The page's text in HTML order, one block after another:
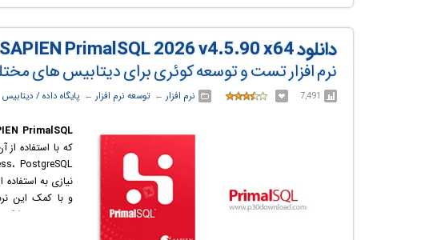
دانلود SAPIEN PrimalSQL 2026 v4.5.90 x64
نرم افزار تست و توسعه کوئری برای دیتابیس های
7,491 نرم افزار ← ‏توسعه نرم افزار ← ‏ پایگاه داده / دیتابیس
PrimalSQL
نیازی به استفاده
و با کمک این